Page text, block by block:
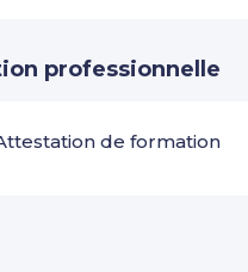
professionnelle
de formation